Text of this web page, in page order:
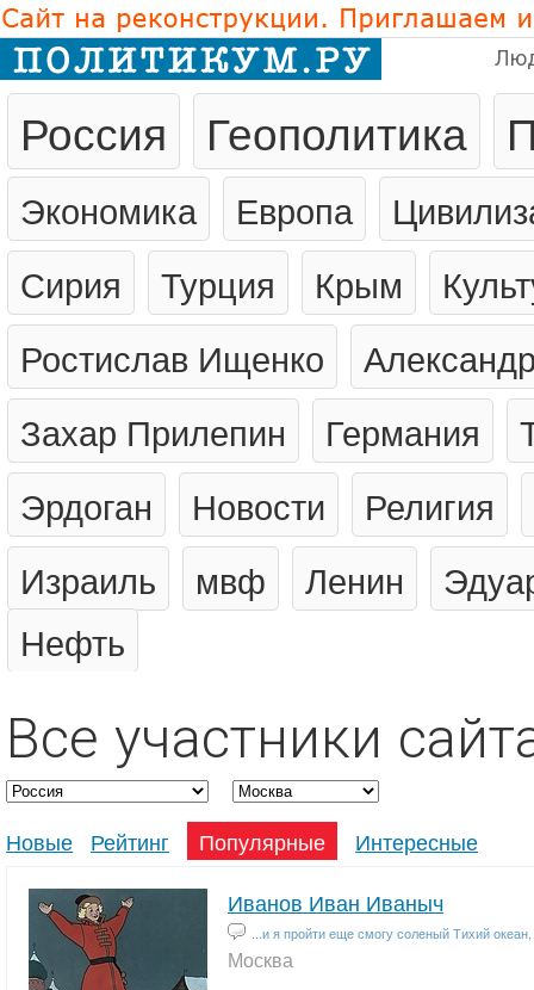
Россия Геополитика
Экономика Европа
Сирия
Турция Крым
Ростислав Ищенко
Захар Прилепин
Германия
Эрдоган
Новости
Религия
Израиль
мвф Ленин
Нефть
Все участники
Новые Рейтинг Популярные
Интересные
Иванов Иван Иваныч
...и я пройти еще смогу соленый Тихий
Москва